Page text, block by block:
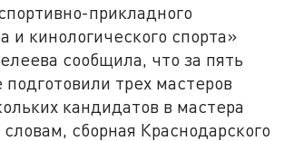
прикладного
и кинологического спорта»
сообщила, что за пять
подготовили трех мастеров
кандидатов в мастера
сборная Краснодарского